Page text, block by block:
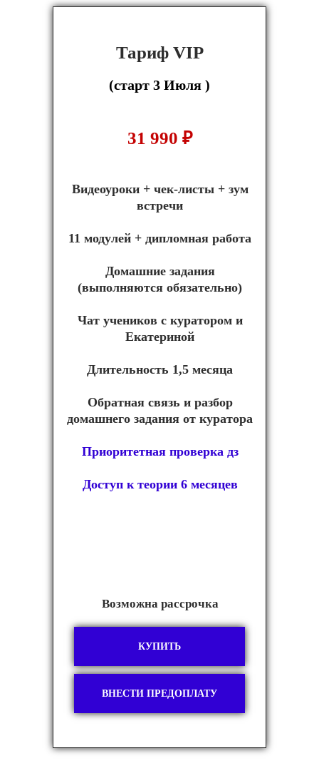
Тариф VIP
Видеоуроки + чек-листы + зум
встречи
11 модулей + дипломная работа
Домашние задания
(выполняются обязательно)
Чат учеников с куратором и
Екатериной
Длительность 1,5 месяца
Обратная связь и разбор
домашнего задания от куратора
Приоритетная проверка дз
Доступ к теории 6 месяцев
КУПИТЬ
Возможна рассрочка
(старт 3 Июля )
31 990 ₽
ВНЕСТИ ПРЕДОПЛАТУ